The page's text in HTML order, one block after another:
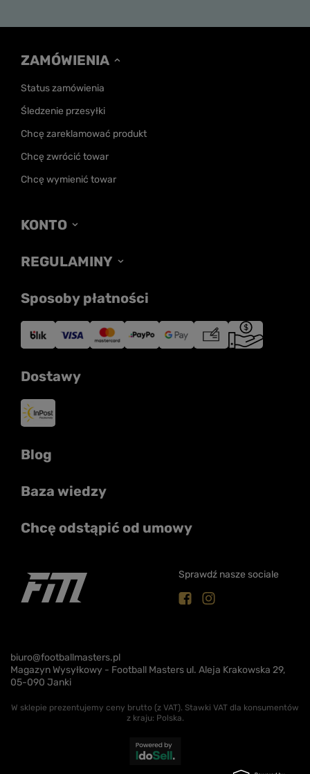
ZAMÓWIENIA
Status zamówienia
Śledzenie przesyłki
Chcę zareklamować produkt
Chcę zwrócić towar
Chcę wymienić towar
KONTO
REGULAMINY
Sprawdź nasze sociale
Sposoby płatności
Dostawy
Blog
Baza wiedzy
Chcę odstąpić od umowy
biuro@footballmasters.pl
Magazyn Wysyłkowy - Football Masters ul. Aleja Krakowska 29,
05-090 Janki
W sklepie prezentujemy ceny brutto (z VAT). Stawki VAT dla konsumentów
z kraju: Polska.